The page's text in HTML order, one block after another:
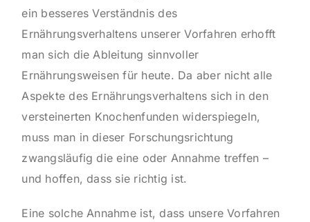
ein besseres Verständnis des
Ernährungsverhaltens unserer Vorfahren erhofft
man sich die Ableitung sinnvoller
Ernährungsweisen für heute. Da aber nicht alle
Aspekte des Ernährungsverhaltens sich in den
versteinerten Knochenfunden widerspiegeln,
muss man in dieser Forschungsrichtung
zwangsläufig die eine oder Annahme treffen –
und hoffen, dass sie richtig ist.
Eine solche Annahme ist, dass unsere Vorfahren